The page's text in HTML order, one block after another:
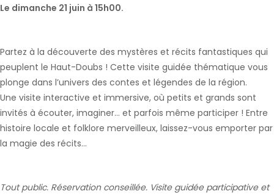
Le dimanche 21 juin à 15h00.
Partez à la découverte des mystères et récits fantastiques qui
peuplent le Haut-Doubs ! Cette visite guidée thématique vous
plonge dans l’univers des contes et légendes de la région.
Une visite interactive et immersive, où petits et grands sont
invités à écouter, imaginer… et parfois même participer ! Entre
histoire locale et folklore merveilleux, laissez-vous emporter par
la magie des récits…
Tout public. Réservation conseillée. Visite guidée participative et